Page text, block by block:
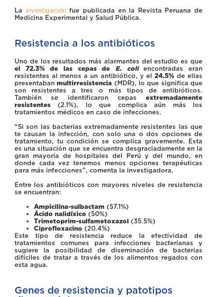
La investigación fue publicada en la Revista Peruana de
Medicina Experimental y Salud Pública.
Resistencia a los antibióticos
Uno de los resultados más alarmantes del estudio es que
el 72.3% de las cepas de E. coliencontradas eran
resistentes al menos a un antibiótico, y el 24.5%de ellas
presentabanmultirresistencia (MDR), lo que significa que
son resistentes a tres o más tipos de antibióticos.
También se identificaron cepas extremadamente
resistentes (2.1%), lo que complica aún más los
tratamientos médicos en caso de infecciones.
“Si son las bacterias extremadamente resistentes las que
te causan la infección, con solo una o dos opciones de
tratamiento, tu condición se complica gravemente. Esta
es una situación que se encuentra desgraciadamente en la
gran mayoría de hospitales del Perú y del mundo, en
donde cada vez tenemos menos opciones terapéuticas
para más infecciones”, comenta la investigadora.
Entre los antibióticos con mayores niveles de resistencia
se encuentran:
Ampicilina-sulbactam (57.1%)
Ácido nalidíxico (50%)
Trimetoprim-sulfametoxazol (35.5%)
Ciprofloxacino (20.4%)
Este tipo de resistencia reduce la efectividad de
tratamientos comunes para infecciones bacterianas y
sugiere la posibilidad de diseminación de bacterias
difíciles de tratar a través de los alimentos regados con
esta agua.
Genes de resistencia y patotipos